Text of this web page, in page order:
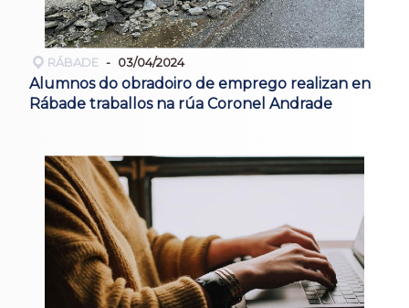
RÁBADE 03/04/2024
Alumnos do obradoiro de emprego realizan en
Rábade traballos na rúa Coronel Andrade